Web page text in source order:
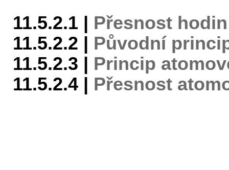
11.5.2.1 | Přesnost
11.5.2.2 | Původní
11.5.2.3 | Princip
11.5.2.4 | Přesnost